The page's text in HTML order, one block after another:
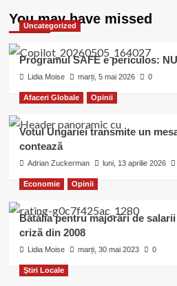
You may have missed
Uncategorized
Programul SAFE e periculos:
Lidia Moise marți, 5 mai 2026 0
Afaceri Globale Opinii
Votul Ungariei transmite un
contează
Adrian Zuckerman luni, 13 aprilie 2026
Economie Opinii
Bătălia pentru majorări de
criză din 2008
Lidia Moise marți, 30 mai 2023 0
Ştiri Locale